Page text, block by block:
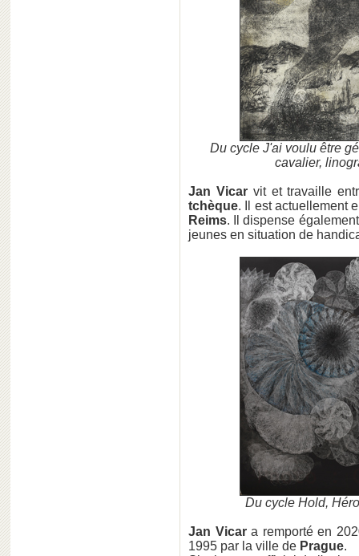
Du cycle J'ai voulu être
cavalier,
Jan Vicarvit et travaille
tchèque. Il est actuellement
Reims. Il dispense
jeunes en situation de
Du cycle Hold,
Jan Vicara remporté en
1995 par la ville de Prague.